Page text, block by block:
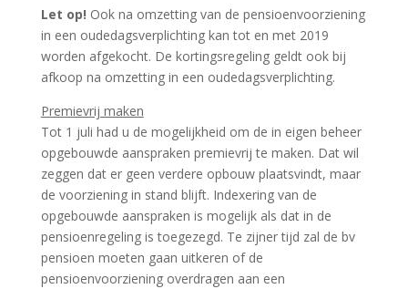
Let op! Ook na omzetting van de pensioenvoorziening
in een oudedagsverplichting kan tot en met 2019
worden afgekocht. De kortingsregeling geldt ook bij
afkoop na omzetting in een oudedagsverplichting.
Premievrij maken
Tot 1 juli had u de mogelijkheid om de in eigen beheer
opgebouwde aanspraken premievrij te maken. Dat wil
zeggen dat er geen verdere opbouw plaatsvindt, maar
de voorziening in stand blijft. Indexering van de
opgebouwde aanspraken is mogelijk als dat in de
pensioenregeling is toegezegd. Te zijner tijd zal de bv
pensioen moeten gaan uitkeren of de
pensioenvoorziening overdragen aan een